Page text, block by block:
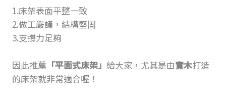
1.床架表面平整一致
2.做工嚴謹，結構堅固
3.支撐力足夠
因此推薦 「平面式床架」 給大家，尤其是由實木打造
的床架就非常適合喔！